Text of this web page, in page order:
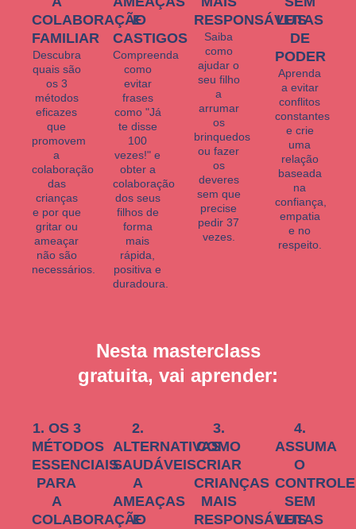
COLABORAÇÃO
FAMILIAR
Descubra
quais são
os 3
métodos
eficazes
que
promovem
a
colaboração
das
crianças
e por que
gritar ou
ameaçar
não são
necessários.
E
CASTIGOS
Compreenda
como
evitar
frases
como "Já
te disse
100
vezes!" e
obter a
colaboração
dos seus
filhos de
forma
mais
rápida,
positiva e
duradoura.
RESPONSÁVEIS
Saiba
como
ajudar o
seu filho
a
arrumar
os
brinquedos
ou fazer
os
deveres
sem que
precise
pedir 37
vezes.
LUTAS
DE
PODER
Aprenda
a evitar
conflitos
constantes
e crie
uma
relação
baseada
na
confiança,
empatia
e no
respeito.
Nesta masterclass
gratuita, vai aprender:
1. OS 3
MÉTODOS
ESSENCIAIS
PARA
A
COLABORAÇÃO
2.
ALTERNATIVAS
SAUDÁVEIS
A
AMEAÇAS
E
3.
COMO
CRIAR
CRIANÇAS
MAIS
RESPONSÁVEIS
4.
ASSUMA
O
CONTROLE
SEM
LUTAS